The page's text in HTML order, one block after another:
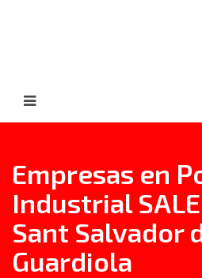
Empresas en
Industrial
Sant Salvador
Guardiola